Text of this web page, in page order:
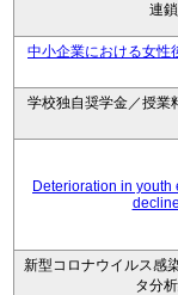
連
中小企業における女性
学校独自奨学金／授業
Deterioration in youth
新型コロナウイルス感
タ分